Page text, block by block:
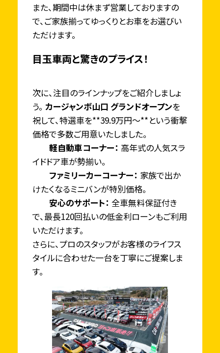
また、期間中は休まず営業しておりますの
で、ご家族揃ってゆっくりとお車をお選びい
ただけます。
目玉車両と驚きのプライス！
次に、注目のラインナップをご紹介しましょ
う。 カージャンボ山口 グランドオープンを
祝して、特選車を**39.9万円〜**という衝撃
価格で多数ご用意いたしました。
軽自動車コーナー： 高年式の人気スラ
イドドア車が勢揃い。
ファミリーカーコーナー： 家族で出か
けたくなるミニバンが特別価格。
安心のサポート： 全車無料保証付き
で、最長120回払いの低金利ローンもご利用
いただけます。
さらに、プロのスタッフがお客様のライフス
タイルに合わせた一台を丁寧にご提案しま
す。